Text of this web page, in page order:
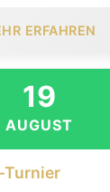
ERFAHREN
19
AUGUST
Turnier